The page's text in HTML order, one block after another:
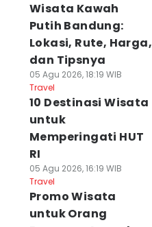
Wisata Kawah
Putih Bandung:
Lokasi, Rute, Harga,
dan Tipsnya
05 Agu 2026, 18:19 WIB
Travel
10 Destinasi Wisata
untuk
Memperingati HUT
RI
05 Agu 2026, 16:19 WIB
Travel
Promo Wisata
untuk Orang